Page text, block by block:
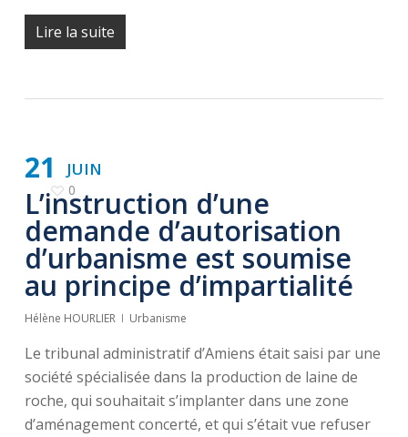
Lire la suite
JUIN
21
0
L’instruction d’une
demande d’autorisation
d’urbanisme est soumise
au principe d’impartialité
Hélène HOURLIER Urbanisme
Le tribunal administratif d’Amiens était saisi par une
société spécialisée dans la production de laine de
roche, qui souhaitait s’implanter dans une zone
d’aménagement concerté, et qui s’était vue refuser